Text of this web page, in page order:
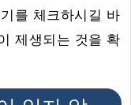
를 체크하시길 바
제생되는 것을 확